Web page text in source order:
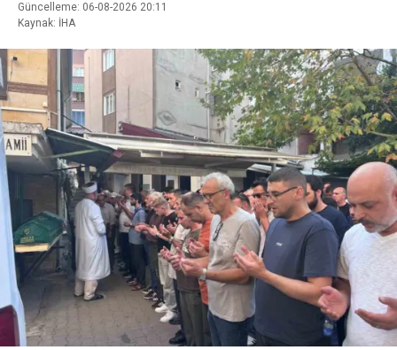
Güncelleme: 06-08-2026 20:11
Kaynak: İHA